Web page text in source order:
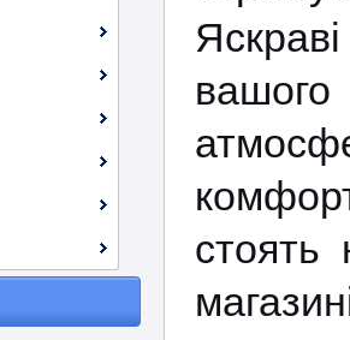
стоять